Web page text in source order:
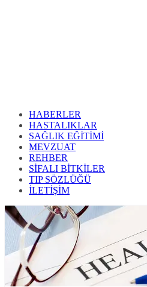
HABERLER
HASTALIKLAR
SAĞLIK EĞİTİMİ
MEVZUAT
REHBER
SİFALI BİTKİLER
TIP SÖZLÜĞÜ
İLETİŞİM